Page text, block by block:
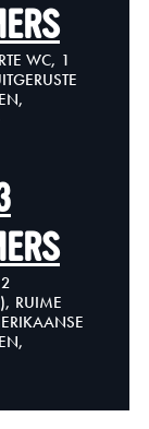
WC, 1
RUIME